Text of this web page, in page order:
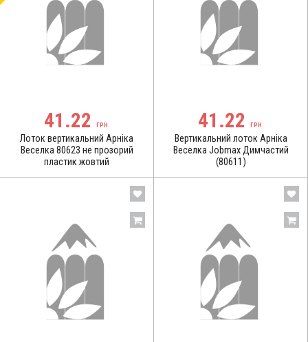
41.22 ГРН.
Лоток вертикальний Арніка
Веселка 80623 не прозорий
пластик жовтий
41.22 ГРН.
Вертикальний лоток Арніка
Веселка Jobmax Димчастий
(80611)